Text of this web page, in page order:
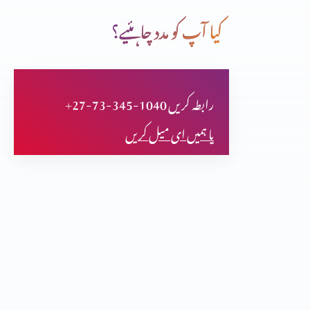
حضرت سموئیل خدا تعالٰی کا نزیر
حضرت بوعز داود کے پٹرداداکی حیاتِ طیبہ
کیا آپ کو مدد چاہئیے؟
+27-73-345-1040 رابطہ کریں
یا ہمیں ای میل کریں